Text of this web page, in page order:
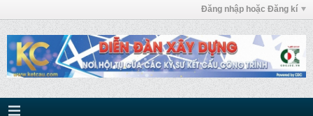
Đăng nhập hoặc Đăng kí